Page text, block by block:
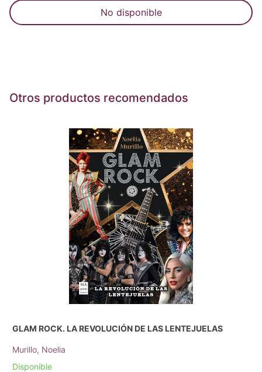
No disponible
Otros productos recomendados
GLAM ROCK. LA REVOLUCIÓN DE LAS LENTEJUELAS
Murillo, Noelia
Disponible